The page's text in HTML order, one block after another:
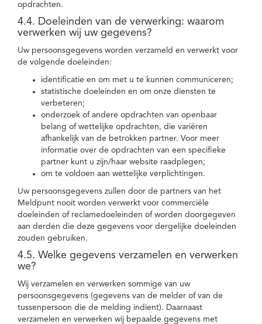
opdrachten.
4.4. Doeleinden van de verwerking: waarom
verwerken wij uw gegevens?
Uw persoonsgegevens worden verzameld en verwerkt voor
de volgende doeleinden:
identificatie en om met u te kunnen communiceren;
statistische doeleinden en om onze diensten te
verbeteren;
onderzoek of andere opdrachten van openbaar
belang of wettelijke opdrachten, die variëren
afhankelijk van de betrokken partner. Voor meer
informatie over de opdrachten van een specifieke
partner kunt u zijn/haar website raadplegen;
om te voldoen aan wettelijke verplichtingen.
Uw persoonsgegevens zullen door de partners van het
Meldpunt nooit worden verwerkt voor commerciële
doeleinden of reclamedoeleinden of worden doorgegeven
aan derden die deze gegevens voor dergelijke doeleinden
zouden gebruiken.
4.5. Welke gegevens verzamelen en verwerken
we?
Wij verzamelen en verwerken sommige van uw
persoonsgegevens (gegevens van de melder of van de
tussenpersoon die de melding indient). Daarnaast
verzamelen en verwerken wij bepaalde gegevens met